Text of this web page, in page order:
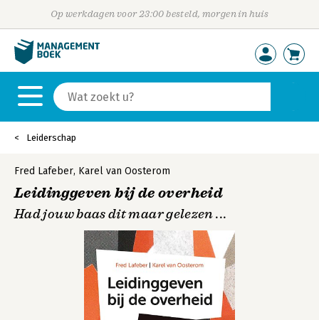
Op werkdagen voor 23:00 besteld, morgen in huis
Leiderschap
Fred Lafeber, Karel van Oosterom
Leidinggeven bij de overheid
Had jouw baas dit maar gelezen ...